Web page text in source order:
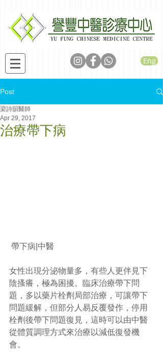
Eng
Post
治療帶下病
梁詩韻醫師
Apr 29, 2017
帶下病|中醫
女性出現分泌物量多，有些人更伴見下
陰搔癢，極為困擾。臨床治療帶下問
題，多以藥片栓劑局部治療，可讓帶下
問題緩解，但部分人易反覆發作，停用
栓劑後帶下問題復見，這時可以由中醫
從體質調理方式來治療以減低復發機
會。